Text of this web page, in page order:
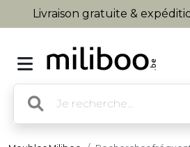
Livraison gratuite &